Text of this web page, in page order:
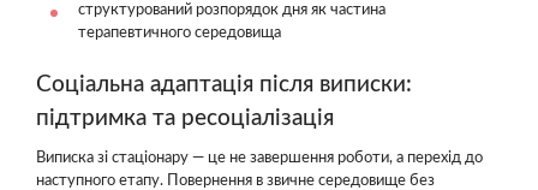
структурований розпорядок дня як частина
терапевтичного середовища
Соціальна адаптація після виписки:
підтримка та ресоціалізація
Виписка зі стаціонару — це не завершення роботи, а перехід до
наступного етапу. Повернення в звичне середовище без